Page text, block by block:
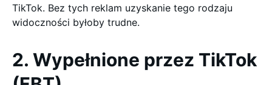
TikTok. Bez tych reklam uzyskanie tego rodzaju
widoczności byłoby trudne.
2. Wypełnione przez TikTok